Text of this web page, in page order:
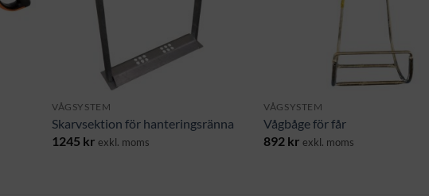
VÅGSYSTEM
Skarvsektion för hanteringsränna
1245 kr exkl. moms
VÅGSYSTEM
Vågbåge för får
892 kr exkl. moms